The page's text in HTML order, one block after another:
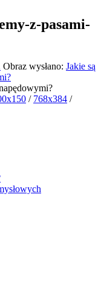
z-pasami-
Obraz wysłano: Jakie są
/ 768x384 /